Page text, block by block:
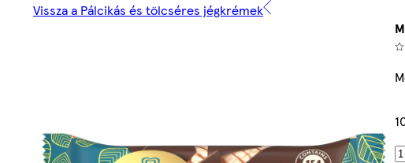
Vissza a Pálcikás és tölcséres jégkrémek